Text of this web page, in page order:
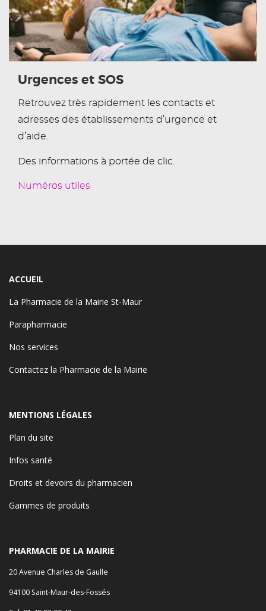
Urgences et SOS
Retrouvez très rapidement les contacts et
adresses des établissements d’urgence et
d’aide.
Des informations à portée de clic.
Numéros utiles
ACCUEIL
La Pharmacie de la Mairie St-Maur
Parapharmacie
Nos services
Contactez la Pharmacie de la Mairie
MENTIONS LÉGALES
Plan du site
Infos santé
Droits et devoirs du pharmacien
Gammes de produits
PHARMACIE DE LA MAIRIE
20 Avenue Charles de Gaulle
94100 Saint-Maur-des-Fossés